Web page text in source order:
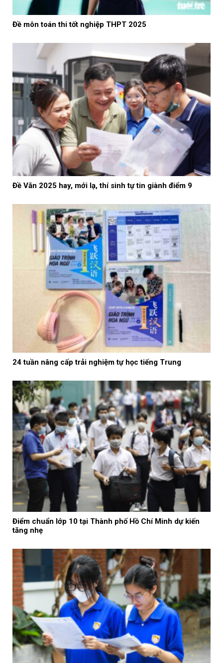
Đề môn toán thi tốt nghiệp THPT 2025
Đề Văn 2025 hay, mới lạ, thí sinh tự tin giành điểm 9
24 tuần nâng cấp trải nghiệm tự học tiếng Trung
Điểm chuẩn lớp 10 tại Thành phố Hồ Chí Minh dự kiến
tăng nhẹ